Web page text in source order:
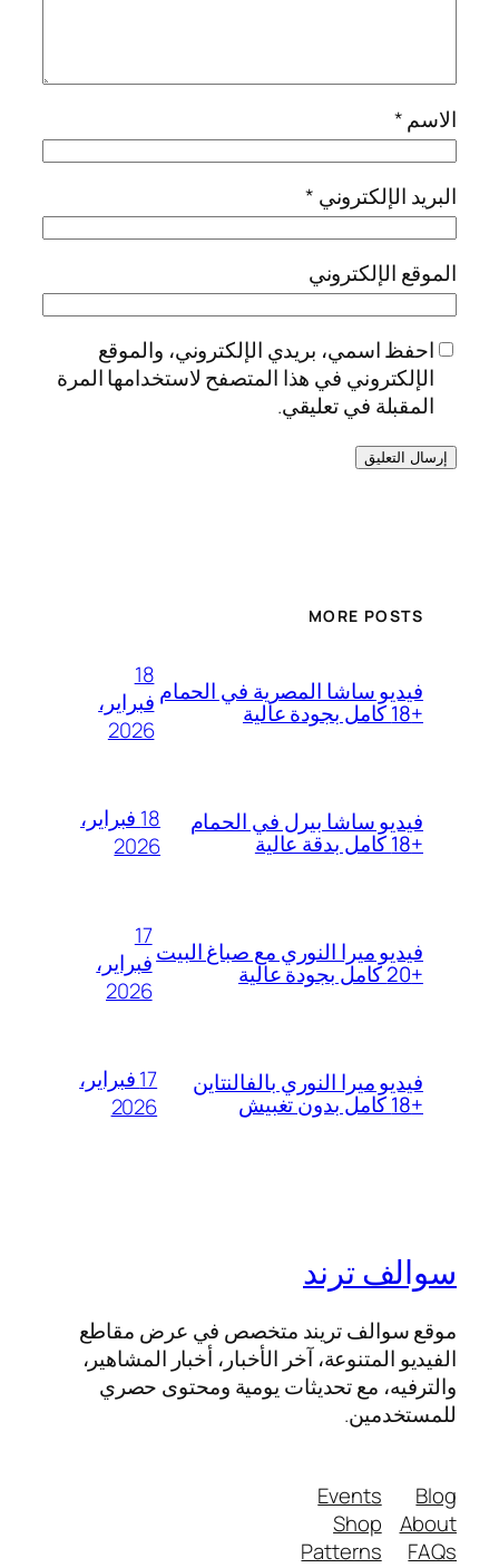
الاسم*
البريد الإلكتروني *
الموقع الإلكتروني
احفظ اسمي، بريدي الإلكتروني، والموقع
الإلكتروني في هذا المتصفح لاستخدامها المرة
المقبلة في تعليقي.
MORE POSTS
فيديو ساشا المصرية في الحمام
+18 كامل بجودة عالية
18
فبراير،
2026
فيديو ساشا بيرل في الحمام
+18 كامل بدقة عالية
18 فبراير،
2026
فيديو ميرا النوري مع صباغ البيت
+20 كامل بجودة عالية
17
فبراير،
2026
فيديو ميرا النوري بالفالنتاين
+18 كامل بدون تغبيش
17 فبراير،
2026
سوالف ترند
موقع سوالف تريند متخصص في عرض مقاطع
الفيديو المتنوعة، آخر الأخبار، أخبار المشاهير،
والترفيه، مع تحديثات يومية ومحتوى حصري
للمستخدمين.
Blog
About
FAQs
Events
Shop
Patterns